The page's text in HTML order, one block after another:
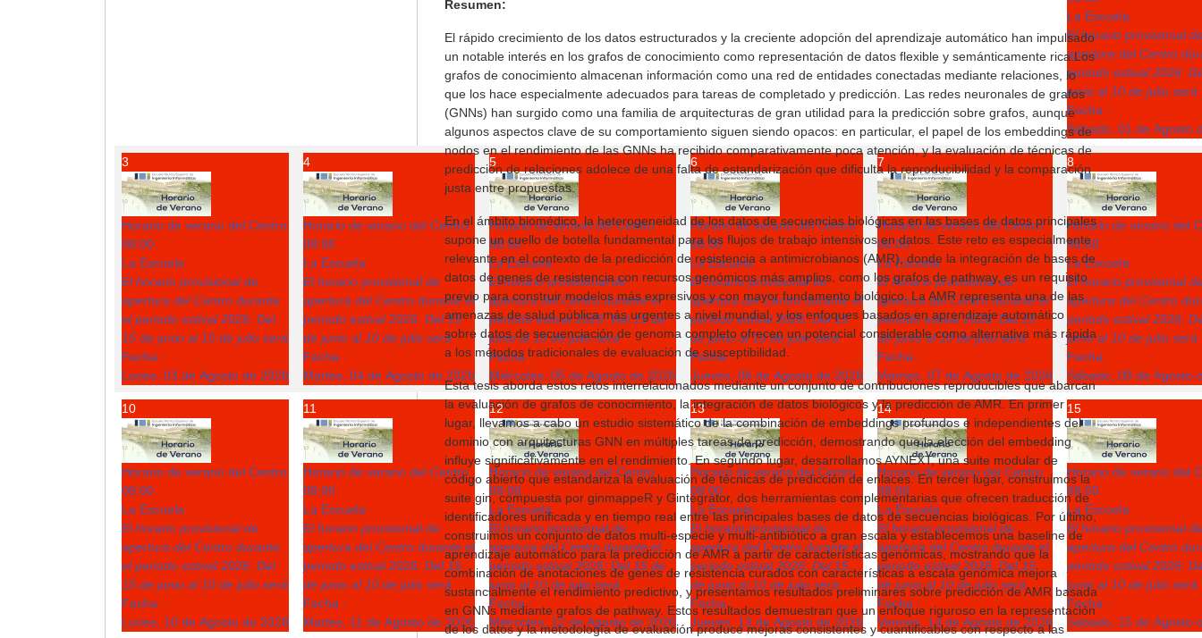
La Escuela
El horario provisional
apertura del Centro
periodo estival 2026:
junio al 10 de julio será
Fecha :
Sábado, 01 de Agosto
3
Horario de verano del Centro
08:00
La Escuela
El horario provisional de
apertura del Centro durante
el periodo estival 2026: Del
15 de junio al 10 de julio será
Fecha :
Lunes, 03 de Agosto de 2026
4
Horario de verano del Centro
08:00
La Escuela
El horario provisional de
apertura del Centro durante el
periodo estival 2026: Del 15
de junio al 10 de julio será
Fecha :
Martes, 04 de Agosto de 2026
5
Horario de verano del Centro
08:00
La Escuela
El horario provisional de
apertura del Centro durante el
periodo estival 2026: Del 15 de
junio al 10 de julio será
Fecha :
Miércoles, 05 de Agosto de 2026
6
Horario de verano del Centro
08:00
La Escuela
El horario provisional de
apertura del Centro durante el
periodo estival 2026: Del 15
de junio al 10 de julio será
Fecha :
Jueves, 06 de Agosto de 2026
7
Horario de verano del Centro
08:00
La Escuela
El horario provisional de
apertura del Centro durante el
periodo estival 2026: Del 15
de junio al 10 de julio será
Fecha :
Viernes, 07 de Agosto de 2026
8
Horario de verano del
08:00
La Escuela
El horario provisional
apertura del Centro
periodo estival 2026:
junio al 10 de julio será
Fecha :
Sábado, 08 de Agosto
10
Horario de verano del Centro
08:00
La Escuela
El horario provisional de
apertura del Centro durante
el periodo estival 2026: Del
15 de junio al 10 de julio será
Fecha :
Lunes, 10 de Agosto de 2026
11
Horario de verano del Centro
08:00
La Escuela
El horario provisional de
apertura del Centro durante el
periodo estival 2026: Del 15
de junio al 10 de julio será
Fecha :
Martes, 11 de Agosto de 2026
12
Horario de verano del Centro
08:00
La Escuela
El horario provisional de
apertura del Centro durante el
periodo estival 2026: Del 15 de
junio al 10 de julio será
Fecha :
Miércoles, 12 de Agosto de 2026
13
Horario de verano del Centro
08:00
La Escuela
El horario provisional de
apertura del Centro durante el
periodo estival 2026: Del 15
de junio al 10 de julio será
Fecha :
Jueves, 13 de Agosto de 2026
14
Horario de verano del Centro
08:00
La Escuela
El horario provisional de
apertura del Centro durante el
periodo estival 2026: Del 15
de junio al 10 de julio será
Fecha :
Viernes, 14 de Agosto de 2026
15
Horario de verano del
08:00
La Escuela
El horario provisional
apertura del Centro
periodo estival 2026:
junio al 10 de julio será
Fecha :
Sábado, 15 de Agosto
Resumen:
El rápido crecimiento de los datos estructurados y la creciente adopción del aprendizaje automático han impulsado
un notable interés en los grafos de conocimiento como representación de datos flexible y semánticamente rica.Los
grafos de conocimiento almacenan información como una red de entidades conectadas mediante relaciones, lo
que los hace especialmente adecuados para tareas de completado y predicción. Las redes neuronales de grafos
(GNNs) han surgido como una familia de arquitecturas de gran utilidad para la predicción sobre grafos, aunque
algunos aspectos clave de su comportamiento siguen siendo opacos: en particular, el papel de los embeddings de
nodos en el rendimiento de las GNNs ha recibido comparativamente poca atención, y la evaluación de técnicas de
predicción de relaciones adolece de una falta de estandarización que dificulta la reproducibilidad y la comparación
justa entre propuestas.
En el ámbito biomédico, la heterogeneidad de los datos de secuencias biológicas en las bases de datos principales
supone un cuello de botella fundamental para los flujos de trabajo intensivos en datos. Este reto es especialmente
relevante en el contexto de la predicción de resistencia a antimicrobianos (AMR), donde la integración de bases de
datos de genes de resistencia con recursos genómicos más amplios, como los grafos de pathway, es un requisito
previo para construir modelos más expresivos y con mayor fundamento biológico. La AMR representa una de las
amenazas de salud pública más urgentes a nivel mundial, y los enfoques basados en aprendizaje automático
sobre datos de secuenciación de genoma completo ofrecen un potencial considerable como alternativa más rápida
a los métodos tradicionales de evaluación de susceptibilidad.
Esta tesis aborda estos retos interrelacionados mediante un conjunto de contribuciones reproducibles que abarcan
la evaluación de grafos de conocimiento, la integración de datos biológicos y la predicción de AMR. En primer
lugar, llevamos a cabo un estudio sistemático de la combinación de embeddings profundos e independientes del
dominio con arquitecturas GNN en múltiples tareas de predicción, demostrando que la elección del embedding
influye significativamente en el rendimiento. En segundo lugar, desarrollamos AYNEXT, una suite modular de
código abierto que estandariza la evaluación de técnicas de predicción de enlaces. En tercer lugar, construimos la
suite gin, compuesta por ginmappeR y Gintegrator, dos herramientas complementarias que ofrecen traducción de
identificadores unificada y en tiempo real entre las principales bases de datos de secuencias biológicas. Por último,
construimos un conjunto de datos multi-especie y multi-antibiótico a gran escala y establecemos una baseline de
aprendizaje automático para la predicción de AMR a partir de características genómicas, mostrando que la
combinación de anotaciones de genes de resistencia curados con características a escala genómica mejora
sustancialmente el rendimiento predictivo, y presentamos resultados preliminares sobre predicción de AMR basada
en GNNs mediante grafos de pathway. Estos resultados demuestran que un enfoque riguroso en la representación
de los datos y la metodología de evaluación produce mejoras consistentes y cuantificables con respecto a las